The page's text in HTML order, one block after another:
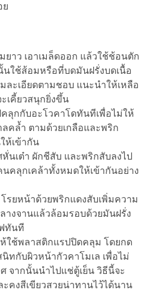
ย
ยาว เอาเมล็ดออก แล้วใช้ช้อนตัก
นใช้ส้อมหรือที่บดมันฝรั่งบดเนื้อ
ละเอียดตามชอบ แนะนำให้เหลือ
ะเคี้ยวสนุกยิ่งขึ้น
ลุกกับอะโวคาโดทันทีเพื่อไม่ให้
ลคล้ำ ตามด้วยเกลือและพริก
ห้เข้ากัน
นเต๋า ผักชีสับ และพริกสับลงไป
คลุกเคล้าทั้งหมดให้เข้ากันอย่าง
รยหน้าด้วยพริกแดงสับเพิ่มความ
างจานแล้วล้อมรอบด้วยมันฝรั่ง
ทันที
ใช้พลาสติกแรปปิดคลุม โดยกด
ทกับผิวหน้ากัวคาโมเล เพื่อไม่
จากนั้นนำไปแช่ตู้เย็น วิธีนี้จะ
คงสีเขียวสวยน่าทานไว้ได้นาน